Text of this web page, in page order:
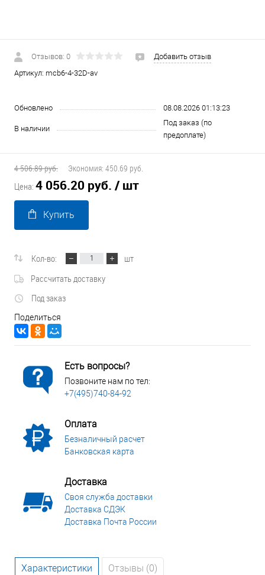
Отзывов: 0
Добавить отзыв
Артикул: mcb6-4-32D-av
Обновлено 08.08.2026 01:13:23
В наличии
Под заказ (по
предоплате)
4 506.89 руб. Экономия: 450.69 руб.
Цена: 4 056.20 руб. / шт
Купить
Кол-во:
шт
Рассчитать доставку
Под заказ
Поделиться
Есть вопросы?
Позвоните нам по тел:
+7(495)740-84-92
Оплата
Безналичный расчет
Банковская карта
Доставка
Своя служба доставки
Доставка СДЭК
Доставка Почта России
Характеристики Отзывы (0)